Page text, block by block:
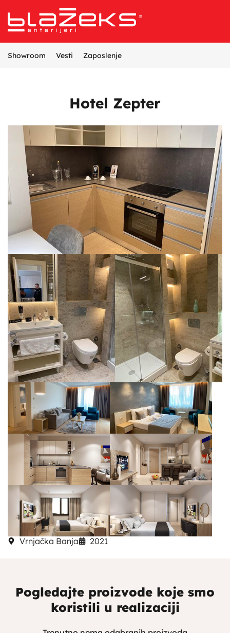
Showroom Vesti Zaposlenje
Hotel Zepter
Vrnjačka Banja 2021
Pogledajte proizvode koje smo
koristili u realizaciji